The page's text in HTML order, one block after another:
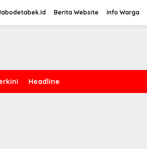
Berita Website Info Warga
Headline